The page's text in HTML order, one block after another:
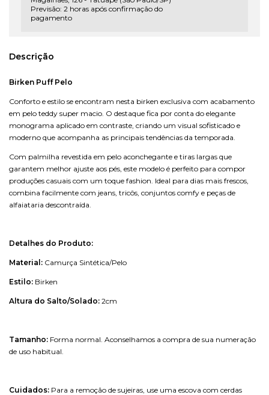
Previsão: 2 horas após confirmação do
pagamento
Descrição
Birken Puff Pelo
Conforto e estilo se encontram nesta birken exclusiva com acabamento
em pelo teddy super macio. O destaque fica por conta do elegante
monograma aplicado em contraste, criando um visual sofisticado e
moderno que acompanha as principais tendências da temporada.
Com palmilha revestida em pelo aconchegante e tiras largas que
garantem melhor ajuste aos pés, este modelo é perfeito para compor
produções casuais com um toque fashion. Ideal para dias mais frescos,
combina facilmente com jeans, tricôs, conjuntos comfy e peças de
alfaiataria descontraída.
Detalhes do Produto:
Material: Camurça Sintética/Pelo
Estilo: Birken
Altura do Salto/Solado: 2cm
Tamanho: Forma normal. Aconselhamos a compra de sua numeração
de uso habitual.
Cuidados: Para a remoção de sujeiras, use uma escova com cerdas